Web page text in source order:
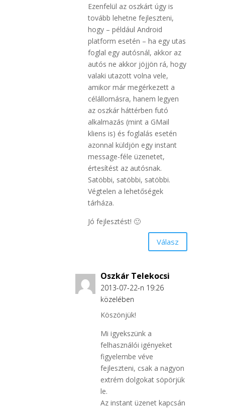
Ezenfelül az oszkárt úgy is
tovább lehetne fejleszteni,
hogy – például Android
platform esetén – ha egy utas
foglal egy autósnál, akkor az
autós ne akkor jöjjön rá, hogy
valaki utazott volna vele,
amikor már megérkezett a
célállomásra, hanem legyen
az oszkár háttérben futó
alkalmazás (mint a GMail
kliens is) és foglalás esetén
azonnal küldjön egy instant
message-féle üzenetet,
értesítést az autósnak.
Satöbbi, satöbbi, satöbbi.
Végtelen a lehetőségek
tárháza.
Jó fejlesztést! 🙂
Válasz
Oszkár Telekocsi
2013-07-22-n 19:26
közelében
Köszönjük!
Mi igyekszünk a
felhasználói igényeket
figyelembe véve
fejleszteni, csak a nagyon
extrém dolgokat söpörjük
le.
Az instant üzenet kapcsán